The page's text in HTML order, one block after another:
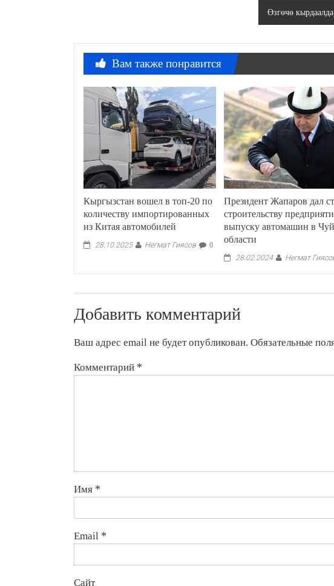
Өзгөчө
Вам также понравится
Кыргызстан вошел в топ-20 по
количеству импортированных
из Китая автомобилей
28.10.2025 Негмат Гиясов 0
Президент Жапаров дал
строительству
выпуску автомашин в
области
28.02.2024 Негмат
Добавить комментарий
Ваш адрес email не будет опубликован. Обязательные
Комментарий *
Имя *
Email *
Сайт